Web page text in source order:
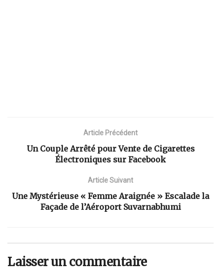
Article Précédent
Un Couple Arrêté pour Vente de Cigarettes
Électroniques sur Facebook
Article Suivant
Une Mystérieuse « Femme Araignée » Escalade la
Façade de l’Aéroport Suvarnabhumi
Laisser un commentaire